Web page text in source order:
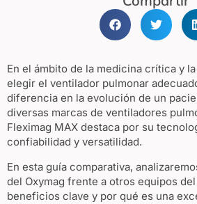
En el ámbito de la medicina crítica y
elegir el ventilador pulmonar
diferencia en la evolución de un
diversas marcas de ventiladores
Fleximag MAX destaca por su
confiabilidad y versatilidad.
En esta guía comparativa,
del Oxymag frente a otros equipos
beneficios clave y por qué es una